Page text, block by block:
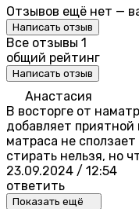
Отзывов ещё нет —
Написать отзыв
Все отзывы 1
общий рейтинг
Написать отзыв
Анастасия
В восторге от
добавляет
матраса не
стирать нельзя, но
23.09.2024 / 12:54
ответить
Показать ещё